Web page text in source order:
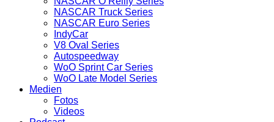
NASCAR Truck Series
NASCAR Euro Series
IndyCar
V8 Oval Series
Autospeedway
WoO Sprint Car Series
WoO Late Model Series
Medien
Fotos
Videos